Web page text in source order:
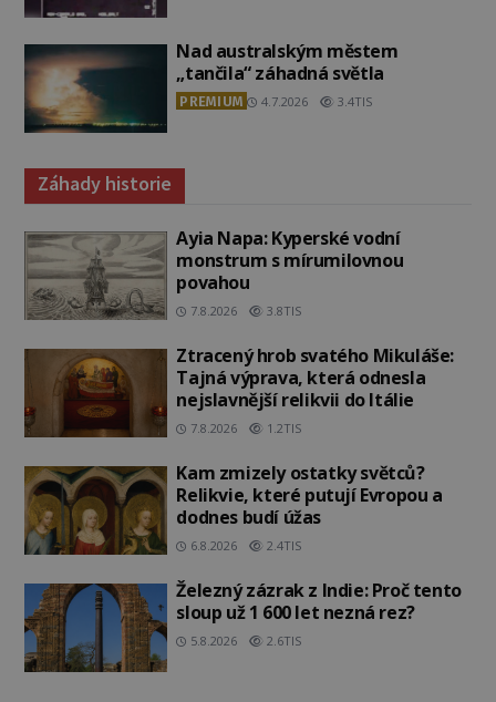
Nad australským městem
„tančila“ záhadná světla
PREMIUM 4.7.2026 3.4TIS
Záhady historie
Ayia Napa: Kyperské vodní
monstrum s mírumilovnou
povahou
7.8.2026 3.8TIS
Ztracený hrob svatého Mikuláše:
Tajná výprava, která odnesla
nejslavnější relikvii do Itálie
7.8.2026 1.2TIS
Kam zmizely ostatky světců?
Relikvie, které putují Evropou a
dodnes budí úžas
6.8.2026 2.4TIS
Železný zázrak z Indie: Proč tento
sloup už 1 600 let nezná rez?
5.8.2026 2.6TIS